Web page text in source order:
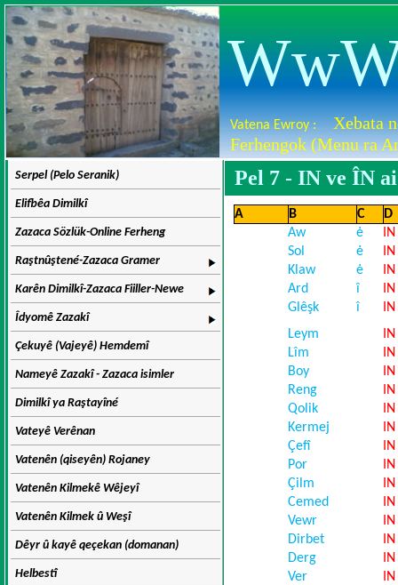
Vatena Ewroy :
Xebata
Ferhengok (Menu ra
Serpel (Pelo Seranik)
Elifbêa Dimilkî
Zazaca Sözlük-Online Ferheng
Raştnûştené-Zazaca Gramer
Karên Dimilkî-Zazaca Fiiller-Newe
Îdyomê Zazakî
Çekuyê (Vajeyê) Hemdemî
Nameyê Zazakî - Zazaca isimler
Dimilkî ya Raştayîné
Vateyê Verênan
Vatenên (qiseyên) Rojaney
Vatenên Kilmekê Wêjeyî
Vatenên Kilmek û Weşî
Dêyr û kayê qeçekan (domanan)
Helbestî
Pel 7 - IN ve ÎN
A B C
D
Aw
ė
IN
Sol
ė
IN
Klaw
ė
IN
Ard
î
IN
Glêşk
î
IN
Leym
IN
Lîm
IN
Boy
IN
Reng
IN
Qolik
IN
Kermej
IN
Çefî
IN
Por
IN
Çilm
IN
Cemed
IN
Vewr
IN
Dirbet
IN
Derg
IN
Ver
IN